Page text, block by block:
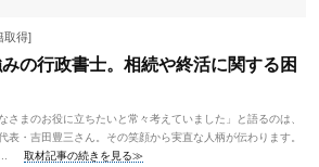
取得]
の行政書士。相続や終活に関する困
まのお役に立ちたいと常々考えていました」と語るのは、
表・吉田豊三さん。その笑顔から実直な人柄が伝わります。
取材記事の続きを見る≫